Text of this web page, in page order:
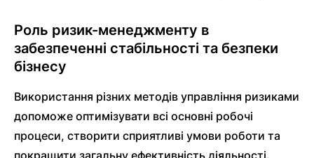
Роль ризик-менеджменту в
забезпеченні стабільності та безпеки
бізнесу
Використання різних методів управління ризиками
допоможе оптимізувати всі основні робочі
процеси, створити сприятливі умови роботи та
покращити загальну ефективність діяльності.